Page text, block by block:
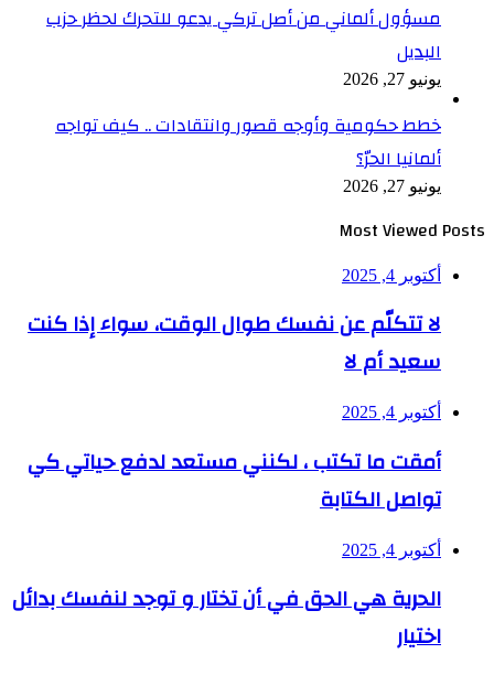
مسؤول ألماني من أصل تركي يدعو للتحرك لحظر حزب
البديل
يونيو 27, 2026
خطط حكومية وأوجه قصور وانتقادات .. كيف تواجه
ألمانيا الحرّ؟
يونيو 27, 2026
Most Viewed Posts
أكتوبر 4, 2025
لا تتكلّم عن نفسك طوال الوقت، سواء إذا كنت
سعيد أم لا
أكتوبر 4, 2025
أمقت ما تكتب ، لكنني مستعد لدفع حياتي كي
تواصل الكتابة
أكتوبر 4, 2025
الحرية هي الحق في أن تختار و توجد لنفسك بدائل
اختيار